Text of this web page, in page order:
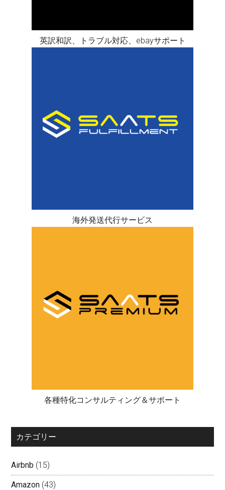
英訳和訳、トラブル対応、ebayサポート
海外発送代行サービス
各種特化コンサルティング＆サポート
カテゴリー
Airbnb (15)
Amazon (43)